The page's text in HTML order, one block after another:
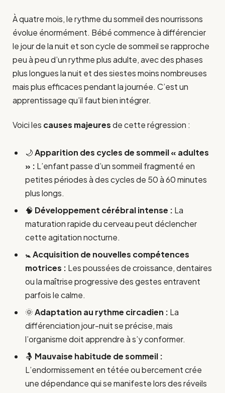
À quatre mois, le rythme du sommeil des nourrissons
évolue énormément. Bébé commence à différencier
le jour de la nuit et son cycle de sommeil se rapproche
peu à peu d’un rythme plus adulte, avec des phases
plus longues la nuit et des siestes moins nombreuses
mais plus efficaces pendant la journée. C’est un
apprentissage qu’il faut bien intégrer.
Voici les causes majeuresde cette régression :
🌙Apparition des cycles de sommeil « adultes
» : L’enfant passe d’un sommeil fragmenté en
petites périodes à des cycles de 50 à 60 minutes
plus longs.
🧠 Développement cérébral intense : La
maturation rapide du cerveau peut déclencher
cette agitation nocturne.
🚼Acquisition de nouvelles compétences
motrices : Les poussées de croissance, dentaires
ou la maîtrise progressive des gestes entravent
parfois le calme.
🌞Adaptation au rythme circadien : La
différenciation jour-nuit se précise, mais
l’organisme doit apprendre à s’y conformer.
🤱 Mauvaise habitude de sommeil :
L’endormissement en tétée ou bercement crée
une dépendance qui se manifeste lors des réveils